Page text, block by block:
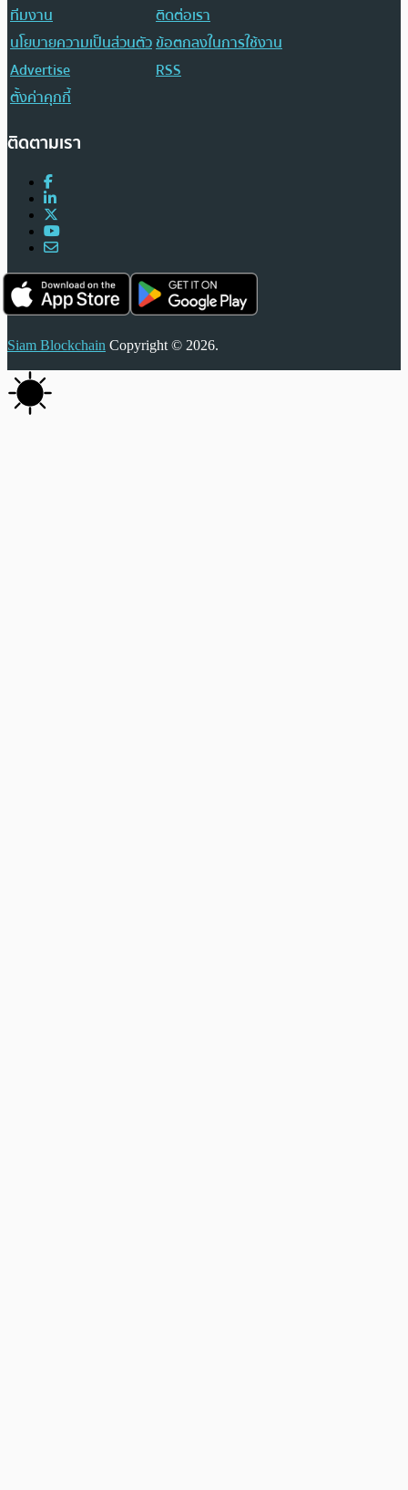
ทีมงาน
ติดต่อเรา
นโยบายความเป็นส่วนตัวข้อตกลงในการใช้งาน
Advertise
RSS
ตั้งค่าคุกกี้
ติดตามเรา
Siam Blockchain Copyright © 2026.